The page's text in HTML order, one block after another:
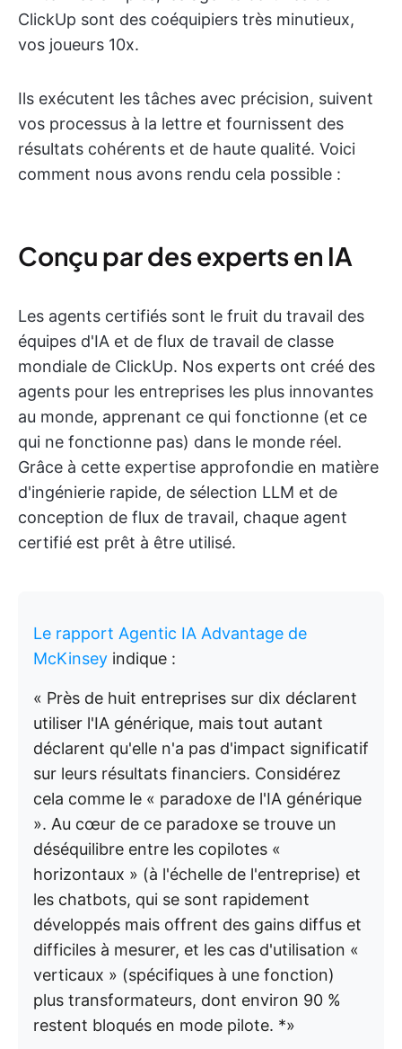
ClickUp sont des coéquipiers très minutieux,
vos joueurs 10x.
Ils exécutent les tâches avec précision, suivent
vos processus à la lettre et fournissent des
résultats cohérents et de haute qualité. Voici
comment nous avons rendu cela possible :
Conçu par des experts en IA
Les agents certifiés sont le fruit du travail des
équipes d'IA et de flux de travail de classe
mondiale de ClickUp. Nos experts ont créé des
agents pour les entreprises les plus innovantes
au monde, apprenant ce qui fonctionne (et ce
qui ne fonctionne pas) dans le monde réel.
Grâce à cette expertise approfondie en matière
d'ingénierie rapide, de sélection LLM et de
conception de flux de travail, chaque agent
certifié est prêt à être utilisé.
Le rapport Agentic IA Advantage de
McKinsey indique :
« Près de huit entreprises sur dix déclarent
utiliser l'IA générique, mais tout autant
déclarent qu'elle n'a pas d'impact significatif
sur leurs résultats financiers. Considérez
cela comme le « paradoxe de l'IA générique
». Au cœur de ce paradoxe se trouve un
déséquilibre entre les copilotes «
horizontaux » (à l'échelle de l'entreprise) et
les chatbots, qui se sont rapidement
développés mais offrent des gains diffus et
difficiles à mesurer, et les cas d'utilisation «
verticaux » (spécifiques à une fonction)
plus transformateurs, dont environ 90 %
restent bloqués en mode pilote. *»